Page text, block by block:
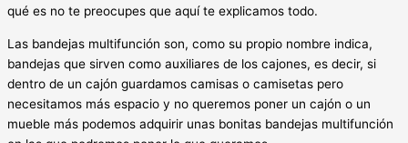
qué es no te preocupes que aquí te explicamos todo.
Las bandejas multifunción son, como su propio nombre indica,
bandejas que sirven como auxiliares de los cajones, es decir, si
dentro de un cajón guardamos camisas o camisetas pero
necesitamos más espacio y no queremos poner un cajón o un
mueble más podemos adquirir unas bonitas bandejas multifunción